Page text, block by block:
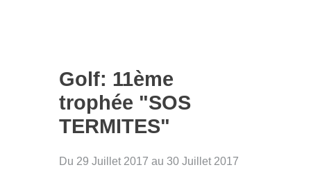
Golf: 11ème
trophée "SOS
TERMITES"
Du 29 Juillet 2017 au 30 Juillet 2017